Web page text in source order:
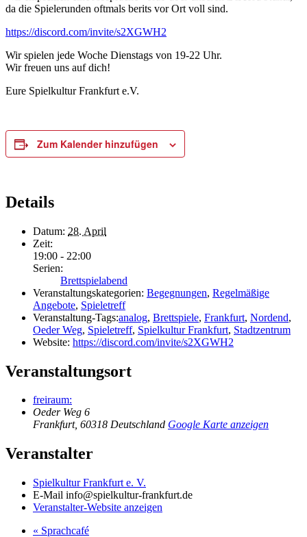
da die Spielerunden oftmals berits vor Ort voll sind.
https://discord.com/invite/s2XGWH2
Wir spielen jede Woche Dienstags von 19-22 Uhr.
Wir freuen uns auf dich!
Eure Spielkultur Frankfurt e.V.
Zum Kalender hinzufügen
Details
Datum: 28. April
Zeit:
19:00 - 22:00
Serien:
Brettspielabend
Veranstaltungskategorien: Begegnungen, Regelmäßige
Angebote, Spieletreff
Veranstaltung-Tags:analog, Brettspiele, Frankfurt, Nordend,
Oeder Weg, Spieletreff, Spielkultur Frankfurt, Stadtzentrum
Website: https://discord.com/invite/s2XGWH2
Veranstaltungsort
freiraum:
Oeder Weg 6
Frankfurt, 60318 Deutschland Google Karte anzeigen
Veranstalter
Spielkultur Frankfurt e. V.
E-Mail info@spielkultur-frankfurt.de
Veranstalter-Website anzeigen
« Sprachcafé